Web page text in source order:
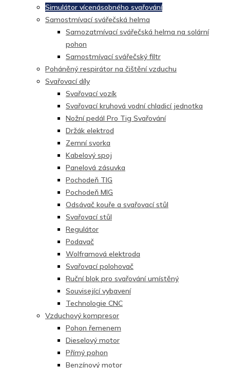
Simulátor vícenásobného svařování
Samostmívací svářečská helma
Samozatmívací svářečská helma na solární
pohon
Samostmívací svářečský filtr
Poháněný respirátor na čištění vzduchu
Svařovací díly
Svařovací vozík
Svařovací kruhová vodní chladicí jednotka
Nožní pedál Pro Tig Svařování
Držák elektrod
Zemní svorka
Kabelový spoj
Panelová zásuvka
Pochodeň TIG
Pochodeň MIG
Odsávač kouře a svařovací stůl
Svařovací stůl
Regulátor
Podavač
Wolframová elektroda
Svařovací polohovač
Ruční blok pro svařování umístěný
Související vybavení
Technologie CNC
Vzduchový kompresor
Pohon řemenem
Dieselový motor
Přímý pohon
Benzínový motor